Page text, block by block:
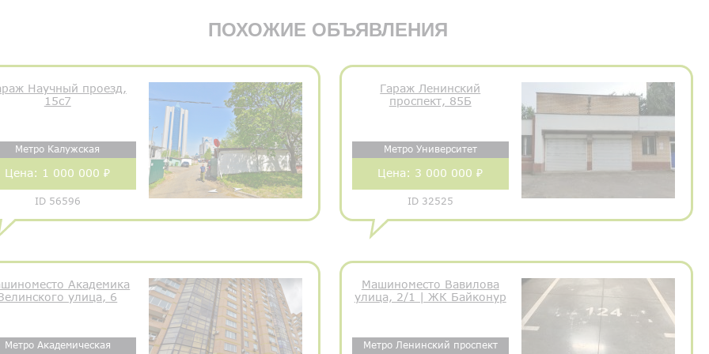
ПОХОЖИЕ ОБЪЯВЛЕНИЯ
Научный проезд,
15с7
Метро Калужская
Цена: 1 000 000 ₽
ID 56596
Гараж Ленинский
проспект, 85Б
Метро Университет
Цена: 3 000 000 ₽
ID 32525
Академика
улица, 6
Метро Академическая
Машиноместо Вавилова
улица, 2/1 | ЖК Байконур
Метро Ленинский проспект